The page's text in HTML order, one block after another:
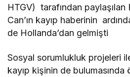
HTGV) tarafından paylaşılan
Can’ın kayıp haberinin
de Hollanda’dan gelmişti
Sosyal sorumlukluk projeleri
kayıp kişinin de